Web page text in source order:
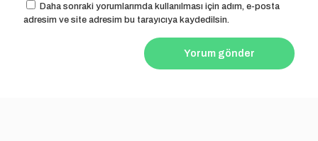
Daha sonraki yorumlarımda kullanılması için adım, e-posta
adresim ve site adresim bu tarayıcıya kaydedilsin.